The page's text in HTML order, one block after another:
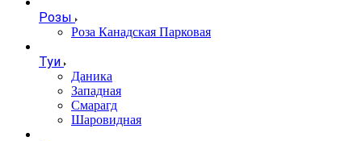
Розы
Роза Канадская Парковая
Туи
Даника
Западная
Смарагд
Шаровидная